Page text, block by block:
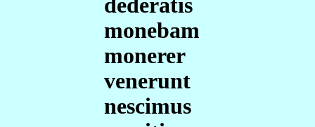
dederatis
monebam
monerer
venerunt
nescimus